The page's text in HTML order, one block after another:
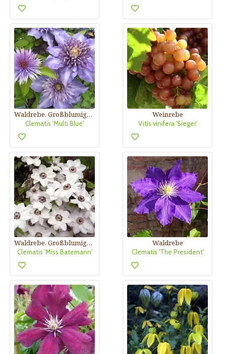
Waldrebe, Großblumige Garten-Clematis
Clematis 'Multi Blue'
Weinrebe
Vitis vinifera 'Sieger'
Waldrebe, Großblumige Garten-Clematis
Clematis 'Miss Batemann'
Waldrebe
Clematis 'The President'